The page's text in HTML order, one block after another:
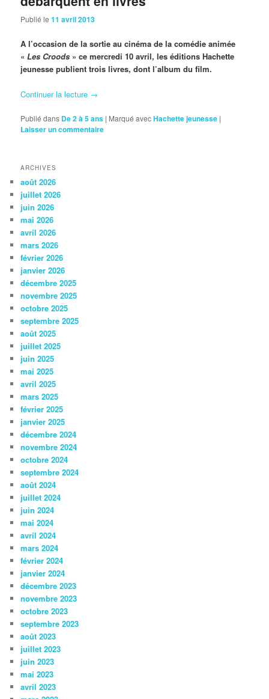
Publié le11 avril 2013
A l’occasion de la sortie au cinéma de la comédie animée
«Les Croods » ce mercredi 10 avril, les éditions Hachette
jeunesse publient trois livres, dont l’album du film.
Continuer la lecture →
Publié dans De 2 à 5 ans | Marqué avecHachette jeunesse |
Laisser un commentaire
ARCHIVES
août 2026
juillet 2026
juin 2026
mai 2026
avril 2026
mars 2026
février 2026
janvier 2026
décembre 2025
novembre 2025
octobre 2025
septembre 2025
août 2025
juillet 2025
juin 2025
mai 2025
avril 2025
mars 2025
février 2025
janvier 2025
décembre 2024
novembre 2024
octobre 2024
septembre 2024
août 2024
juillet 2024
juin 2024
mai 2024
avril 2024
mars 2024
février 2024
janvier 2024
décembre 2023
novembre 2023
octobre 2023
septembre 2023
août 2023
juillet 2023
juin 2023
mai 2023
avril 2023